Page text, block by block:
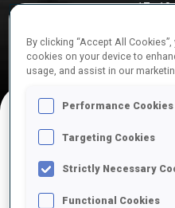
17—18
COMPÉTITIONS À
By clicking “Accept All
cookies on your device to
usage, and assist in our
Performance Cookies
Targeting Cookies
Strictly Necessary
Functional Cookies